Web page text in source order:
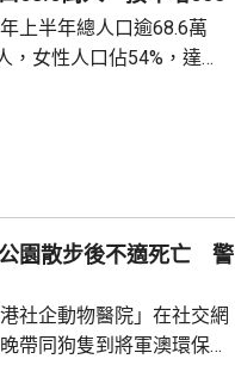
上半年總人口逾68.6萬
，女性人口佔54%，達
持單程證的新來澳人士有
人。
園散步後不適死亡 警
社企動物醫院」在社交網
帶同狗隻到將軍澳環保大